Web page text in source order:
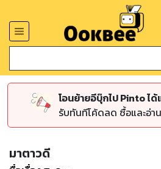
โอนย้ายอีบุ๊กไป Pinto ไ
รับทันทีโค้ดลด ซื้อและอ่า
มาตาวดี